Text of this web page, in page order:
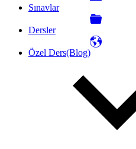
Sınavlar
Dersler
Özel Ders(Blog)